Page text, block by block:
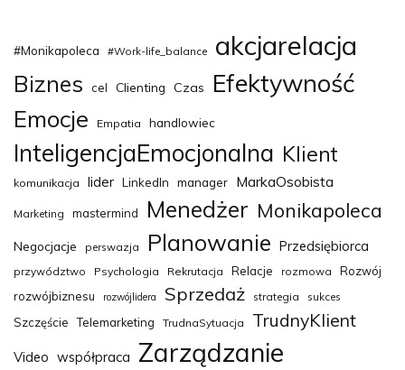
#Monikapoleca #Work-life_balance akcjarelacja
Biznes cel Clienting Czas Efektywność
Emocje Empatia handlowiec
InteligencjaEmocjonalna Klient
komunikacja lider LinkedIn manager MarkaOsobista
Marketing mastermind Menedżer Monikapoleca
Negocjacje perswazja Planowanie Przedsiębiorca
przywództwo Psychologia Rekrutacja Relacje rozmowa
Rozwój
rozwójbiznesu
rozwójlidera Sprzedaż strategia sukces
Szczęście Telemarketing TrudnaSytuacja TrudnyKlient
Video współpraca Zarządzanie